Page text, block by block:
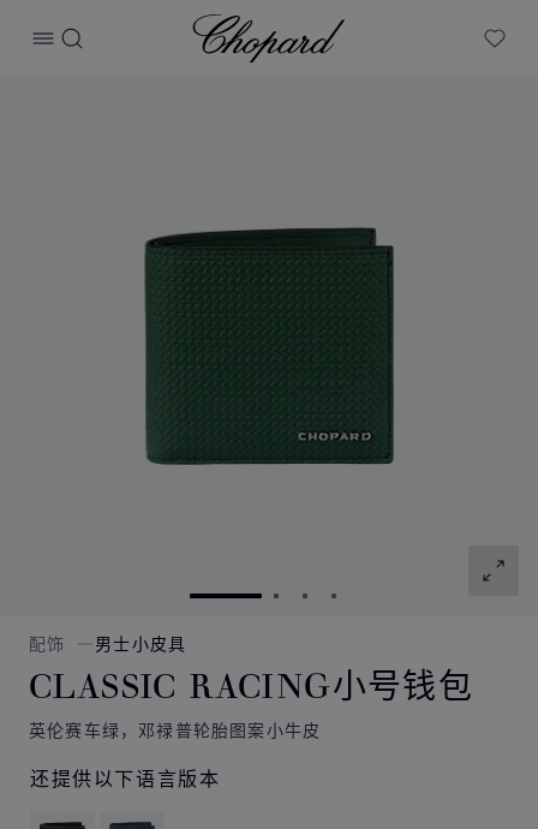
打开菜单
搜索
Chopard
My
转到幻灯片 1转到幻灯片 2
转到幻灯片 3
转到幻灯片 4
配饰 男士小皮具
CLASSIC RACING小号钱包
英伦赛车绿，邓禄普轮胎图案小牛皮
还提供以下语言版本